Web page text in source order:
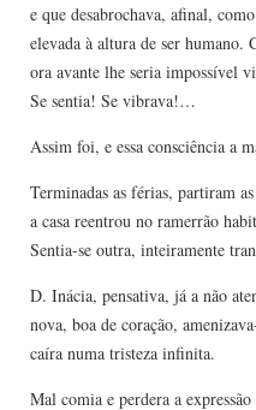
e que desabrochava, afinal,
elevada à altura de ser humano.
ora avante lhe seria impossível
Se sentia! Se vibrava!…
Assim foi, e essa consciência a
Terminadas as férias, partiram
a casa reentrou no ramerrão
Sentia-se outra, inteiramente
D. Inácia, pensativa, já a não
nova, boa de coração,
caíra numa tristeza infinita.
Mal comia e perdera a